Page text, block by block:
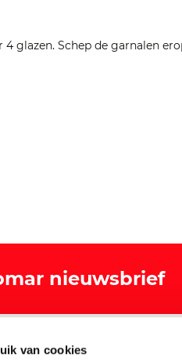
van cookies
4 glazen. Schep de garnalen
nieuwsbrief